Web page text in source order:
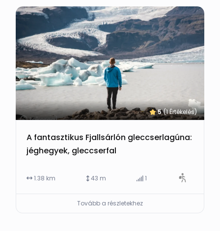
5 (1 Értékelés)
A fantasztikus Fjallsárlón gleccserlagúna:
jéghegyek, gleccserfal
1.38 km 43 m 1
Tovább a részletekhez